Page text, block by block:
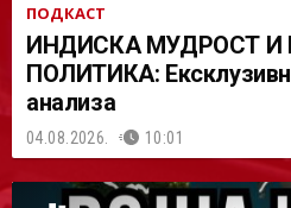
ПОДКАСТ
ИНДИСКА МУДРОСТ И
ПОЛИТИКА:
анализа
04.08.2026. 10:01